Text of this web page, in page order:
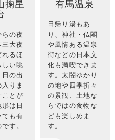
掬星
の夜
大夜
るほ
しい眺
の出
りま
ことが
は日
ても有
す。
有馬温泉
日帰り湯もあ
り、神社・仏閣
や風情ある温泉
街などの日本文
化も満喫できま
す。太閤ゆかり
の地や四季折々
の景観、土地な
らではの食物な
ども楽しめま
す。